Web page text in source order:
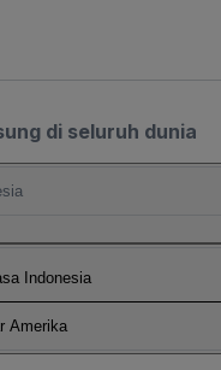
di seluruh dunia
Indonesia
Amerika